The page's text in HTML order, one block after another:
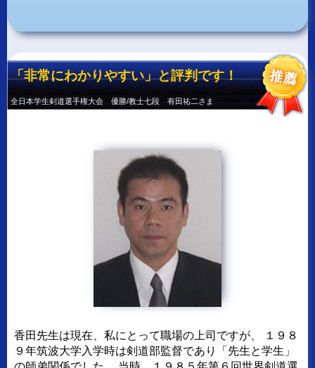
「非常にわかりやすい」と評判です！
全日本学生剣道選手権大会 優勝/教士七段 有田祐二さま
香田先生は現在、私にとって職場の上司ですが、
１９８
９年筑波大学入学時は剣道部監督であり「先生と学生」